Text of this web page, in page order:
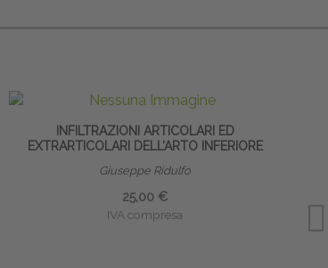
INFILTRAZIONI ARTICOLARI ED
EXTRARTICOLARI DELL’ARTO INFERIORE
Giuseppe Ridulfo
25,00 €
IVA compresa